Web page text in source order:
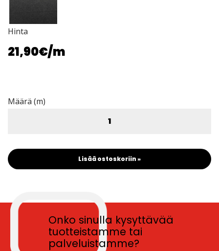
Hinta
21,90€/m
Määrä (m)
Lisää ostoskoriin »
Onko sinulla kysyttävää
tuotteistamme tai
palveluistamme?